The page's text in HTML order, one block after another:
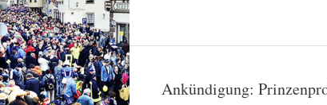
Ankündigung: